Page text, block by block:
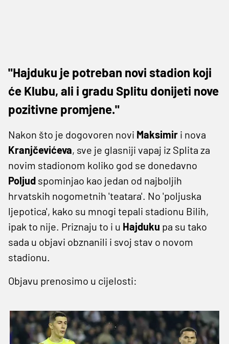
"Hajduku je potreban novi stadion koji
će Klubu, ali i gradu Splitu donijeti nove
pozitivne promjene."
Nakon što je dogovoren novi Maksimir i nova
Kranjčevićeva, sve je glasniji vapaj iz Splita za
novim stadionom koliko god se donedavno
Poljud spominjao kao jedan od najboljih
hrvatskih nogometnih 'teatara'. No 'poljuska
ljepotica', kako su mnogi tepali stadionu Bilih,
ipak to nije. Priznaju to i u Hajduku pa su tako
sada u objavi obznanili i svoj stav o novom
stadionu.
Objavu prenosimo u cijelosti: